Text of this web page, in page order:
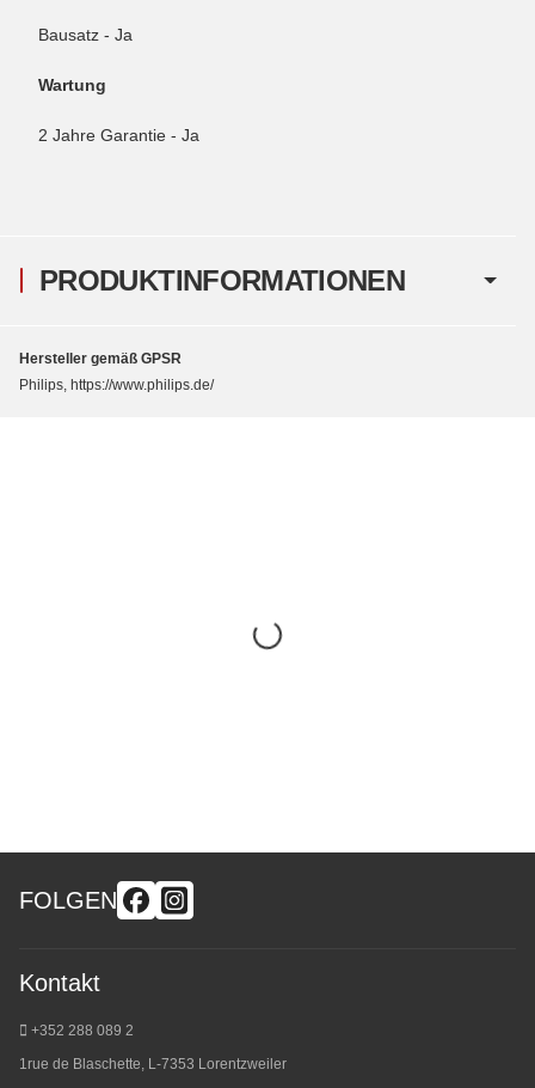
PRODUKTINFORMATIONEN
Bausatz - Ja
Wartung
2 Jahre Garantie - Ja
Hersteller gemäß GPSR
Philips, https://www.philips.de/
FOLGEN
Kontakt
+352 288 089 2
1rue de Blaschette, L-7353 Lorentzweiler